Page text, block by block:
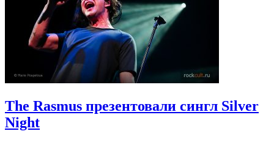
The Rasmus презентовали сингл Silver
Night